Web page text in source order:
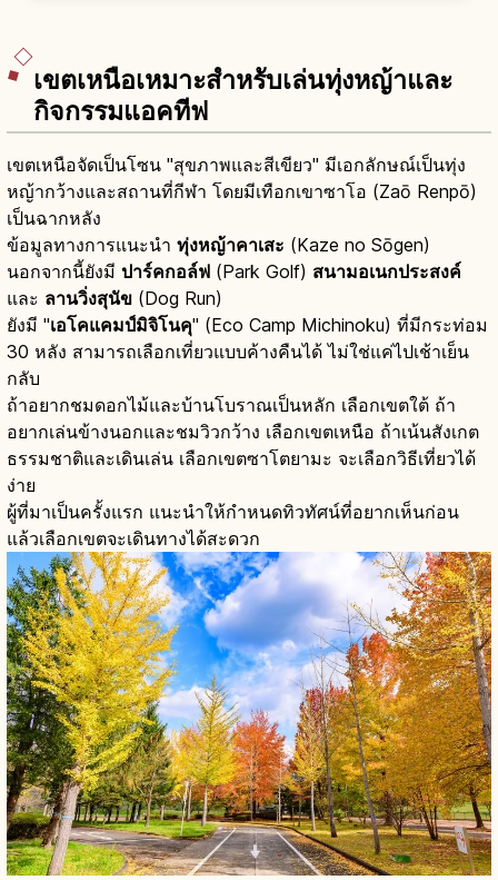
เขตเหนือเหมาะสำหรับเล่นทุ่งหญ้าและ
กิจกรรมแอคทีฟ
เขตเหนือจัดเป็นโซน "สุขภาพและสีเขียว" มีเอกลักษณ์เป็นทุ่ง
หญ้ากว้างและสถานที่กีฬา โดยมีเทือกเขาซาโอ (Zaō Renpō)
เป็นฉากหลัง
ข้อมูลทางการแนะนำ ทุ่งหญ้าคาเสะ (Kaze no Sōgen)
นอกจากนี้ยังมี ปาร์คกอล์ฟ (Park Golf) สนามอเนกประสงค์
และ ลานวิ่งสุนัข (Dog Run)
ยังมี "เอโคแคมป์มิจิโนคุ" (Eco Camp Michinoku) ที่มีกระท่อม
30 หลัง สามารถเลือกเที่ยวแบบค้างคืนได้ ไม่ใช่แค่ไปเช้าเย็น
กลับ
ถ้าอยากชมดอกไม้และบ้านโบราณเป็นหลัก เลือกเขตใต้ ถ้า
อยากเล่นข้างนอกและชมวิวกว้าง เลือกเขตเหนือ ถ้าเน้นสังเกต
ธรรมชาติและเดินเล่น เลือกเขตซาโตยามะ จะเลือกวิธีเที่ยวได้
ง่าย
ผู้ที่มาเป็นครั้งแรก แนะนำให้กำหนดทิวทัศน์ที่อยากเห็นก่อน
แล้วเลือกเขตจะเดินทางได้สะดวก